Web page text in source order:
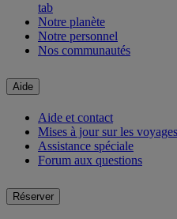
tab
Notre planète
Notre personnel
Nos communautés
Aide
Aide et contact
Mises à jour sur les voyages
Assistance spéciale
Forum aux questions
Réserver